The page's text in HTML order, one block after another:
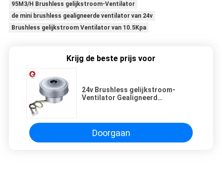
95M3/H Brushless gelijkstroom-Ventilator
de mini brushless gealigneerde ventilator van 24v
Brushless gelijkstroom Ventilator van 10.5Kpa
Krijg de beste prijs voor
24v Brushless gelijkstroom-
Ventilator Gealigneerd
Doorgaan